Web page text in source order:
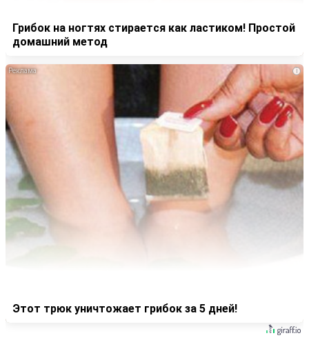
Грибок на ногтях стирается как ластиком! Простой
домашний метод
i
Этот трюк уничтожает грибок за 5 дней!